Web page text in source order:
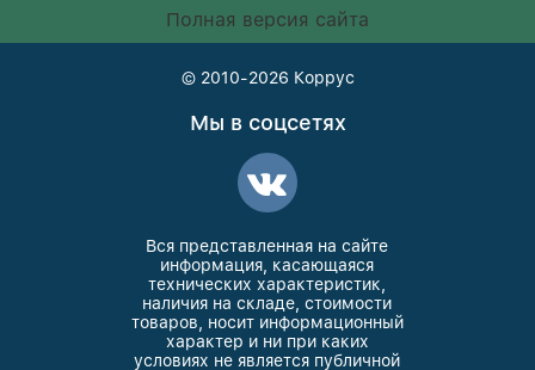
Полная версия сайта
© 2010-2026 Коррус
Мы в соцсетях
Вся представленная на сайте
информация, касающаяся
технических характеристик,
наличия на складе, стоимости
товаров, носит информационный
характер и ни при каких
условиях не является публичной